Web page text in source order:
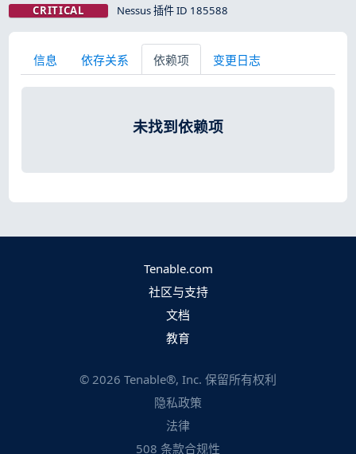
CRITICAL Nessus 插件 ID 185588
信息 依存关系 依赖项 变更日志
未找到依赖项
Tenable.com
社区与支持
文档
教育
© 2026 Tenable®, Inc. 保留所有权利
隐私政策
法律
508 条款合规性